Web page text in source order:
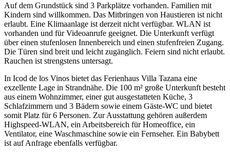
Auf dem Grundstück sind 3 Parkplätze vorhanden. Familien mit
Kindern sind willkommen. Das Mitbringen von Haustieren ist nicht
erlaubt. Eine Klimaanlage ist derzeit nicht verfügbar. WLAN ist
vorhanden und für Videoanrufe geeignet. Die Unterkunft verfügt
über einen stufenlosen Innenbereich und einen stufenfreien Zugang.
Die Türen sind breit und leicht zugänglich. Feiern sind nicht erlaubt.
Rauchen ist strengstens untersagt.
In Icod de los Vinos bietet das Ferienhaus Villa Tazana eine
exzellente Lage in Strandnähe. Die 100 m² große Unterkunft besteht
aus einem Wohnzimmer, einer gut ausgestatteten Küche, 3
Schlafzimmern und 3 Bädern sowie einem Gäste-WC und bietet
somit Platz für 6 Personen. Zur Ausstattung gehören außerdem
Highspeed-WLAN, ein Arbeitsbereich für Homeoffice, ein
Ventilator, eine Waschmaschine sowie ein Fernseher. Ein Babybett
ist auf Anfrage ebenfalls verfügbar.